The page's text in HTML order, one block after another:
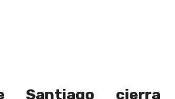
Santiago cierra